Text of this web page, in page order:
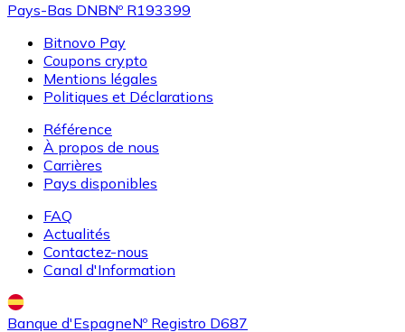
AcheterUniswap avec virement bancaire
Pays-Bas DNBNº R193399
Bitnovo Pay
Coupons crypto
Mentions légales
Politiques et Déclarations
Référence
À propos de nous
Carrières
Pays disponibles
FAQ
Actualités
Contactez-nous
Canal d'Information
Banque d'EspagneNº Registro D687